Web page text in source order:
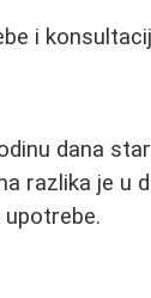
i
dana
razlika je u